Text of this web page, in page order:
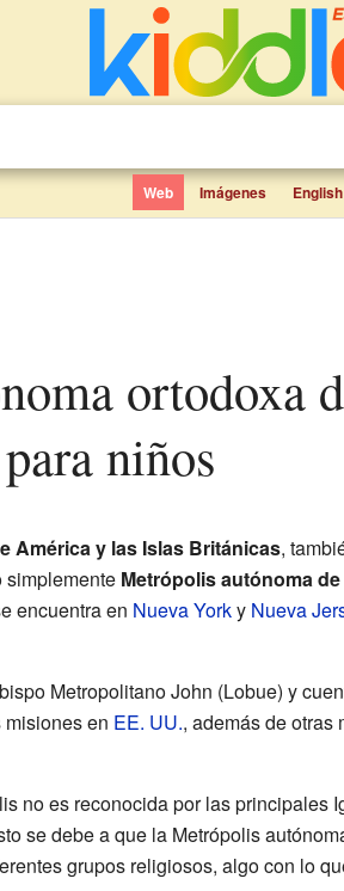
Web Imágenes English
niños
América y las Islas Británicas,
simplemente Metrópolis autónoma
encuentra en Nueva Yorky Nueva
Metropolitano John (Lobue) y
en EE. UU., además de otras
no es reconocida por las principales
se debe a que la Metrópolis
grupos religiosos, algo con lo